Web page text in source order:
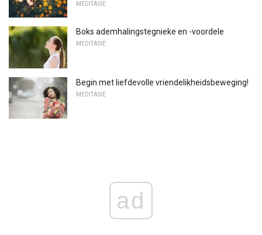
MEDITASIE
Boks ademhalingstegnieke en -voordele
MEDITASIE
Begin met liefdevolle vriendelikheidsbeweging!
MEDITASIE
ad